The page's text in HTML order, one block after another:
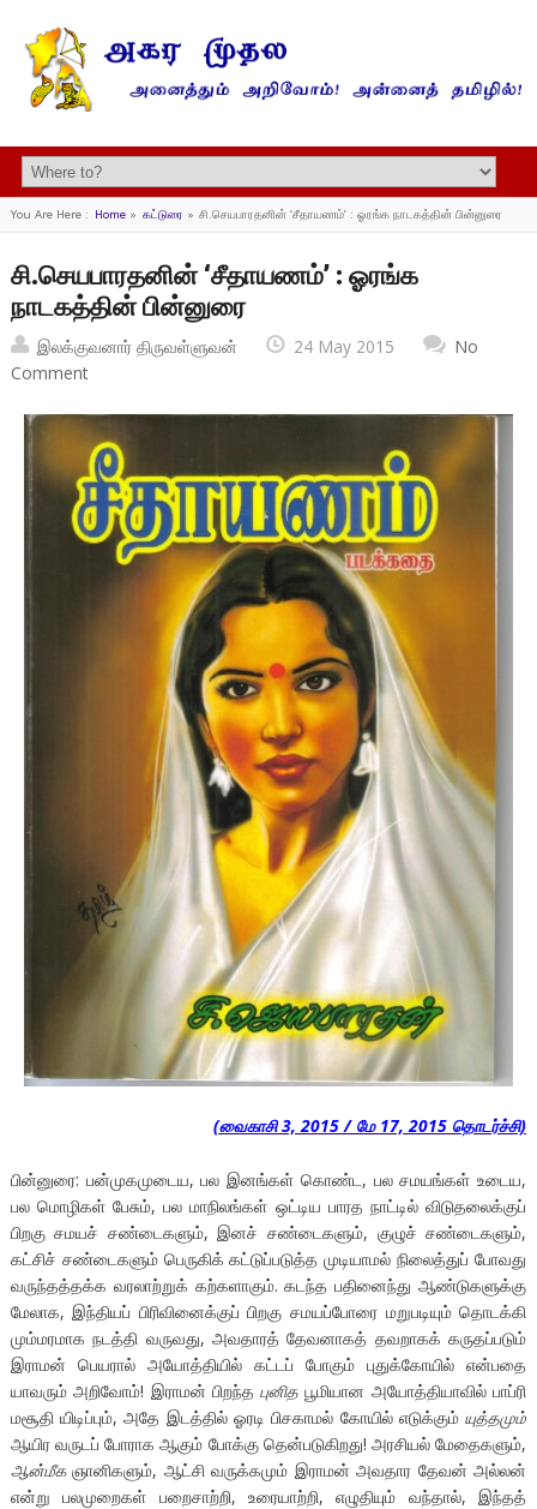
You Are Here : Home» கட்டுரை » சி.செயபாரதனின் ‘சீதாயணம்’ : ஓரங்க நாடகத்தின் பின்னுரை
சி.செயபாரதனின் ‘சீதாயணம்’ : ஓரங்க
நாடகத்தின் பின்னுரை
இலக்குவனார் திருவள்ளுவன் 24 May 2015
No
Comment
(வைகாசி 3, 2015 / மே 17, 2015 தொடர்ச்சி)
பின்னுரை: பன்முகமுடைய, பல இனங்கள் கொண்ட, பல சமயங்கள் உடைய,
பல மொழிகள் பேசும், பல மாநிலங்கள் ஒட்டிய பாரத நாட்டில் விடுதலைக்குப்
பிறகு சமயச் சண்டைகளும், இனச் சண்டைகளும், குழுச் சண்டைகளும்,
கட்சிச் சண்டைகளும் பெருகிக் கட்டுப்படுத்த முடியாமல் நிலைத்துப் போவது
வருந்தத்தக்க வரலாற்றுக் கற்களாகும். கடந்த பதினைந்து ஆண்டுகளுக்கு
மேலாக, இந்தியப் பிரிவினைக்குப் பிறகு சமயப்போரை மறுபடியும் தொடக்கி
மும்மரமாக நடத்தி வருவது, அவதாரத் தேவனாகத் தவறாகக் கருதப்படும்
இராமன் பெயரால் அயோத்தியில் கட்டப் போகும் புதுக்கோயில் என்பதை
யாவரும் அறிவோம்! இராமன் பிறந்தபுனித பூமியான அயோத்தியாவில் பாப்ரி
மசூதி யிடிப்பும், அதே இடத்தில் ஓரடி பிசகாமல் கோயில் எடுக்கும்யுத்தமும்
ஆயிர வருடப் போராக ஆகும் போக்கு தென்படுகிறது! அரசியல் மேதைகளும்,
ஆன்மீகஞானிகளும், ஆட்சி வருக்கமும் இராமன் அவதார தேவன் அல்லன்
என்று பலமுறைகள் பறைசாற்றி, உரையாற்றி, எழுதியும் வந்தால், இந்தத்